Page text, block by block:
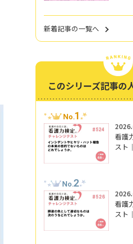
新着記事の一覧へ
このシリーズ記事の
No.1
看護
スト
No.2
看護
スト